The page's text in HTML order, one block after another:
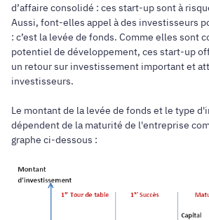
d’affaire consolidé : ces start-up sont à
Aussi, font-elles appel à des investisseurs
: c’est la levée de fonds. Comme elles sont
potentiel de développement, ces start-up
un retour sur investissement important et
investisseurs.
Le montant de la levée de fonds et le type
dépendent de la maturité de l'entreprise
graphe ci-dessous :